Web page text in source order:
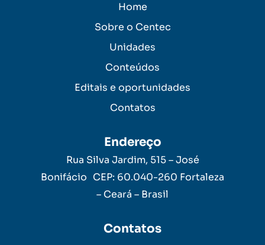
Home
Sobre o Centec
Unidades
Conteúdos
Editais e oportunidades
Contatos
Endereço
Rua Silva Jardim, 515 – José
Bonifácio CEP: 60.040-260 Fortaleza
– Ceará – Brasil
Contatos